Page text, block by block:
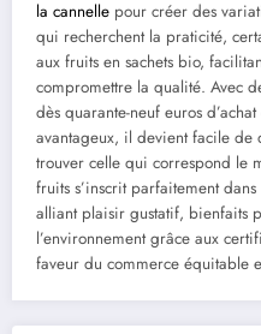
la cannelle pour créer des
qui recherchent la praticité,
aux fruits en sachets bio,
compromettre la qualité. Avec
dès quarante-neuf euros
avantageux, il devient facile
trouver celle qui correspond le
fruits s’inscrit parfaitement
alliant plaisir gustatif, bienfaits
l’environnement grâce aux
faveur du commerce équitable